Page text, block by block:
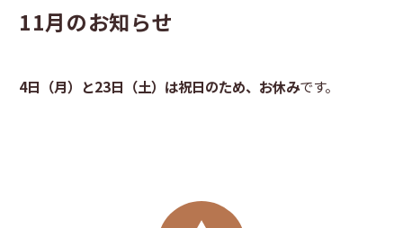
11月のお知らせ
4日（月）と23日（土）は祝日のため、お休みです。